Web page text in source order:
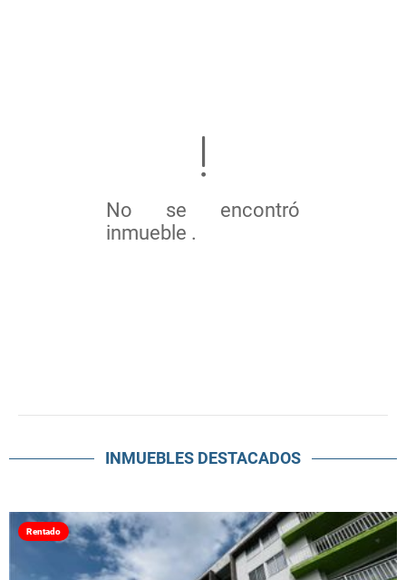
No se encontró
inmueble .
INMUEBLES DESTACADOS
Rentado